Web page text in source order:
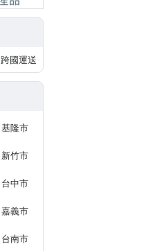
跨國運送
基隆市
新竹市
台中市
嘉義市
台南市